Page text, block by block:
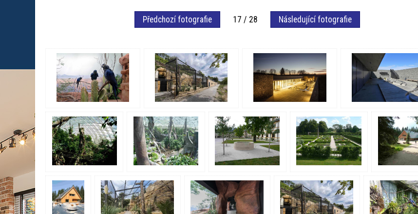
Předchozí fotografie 17 / 28 Následující fotografie